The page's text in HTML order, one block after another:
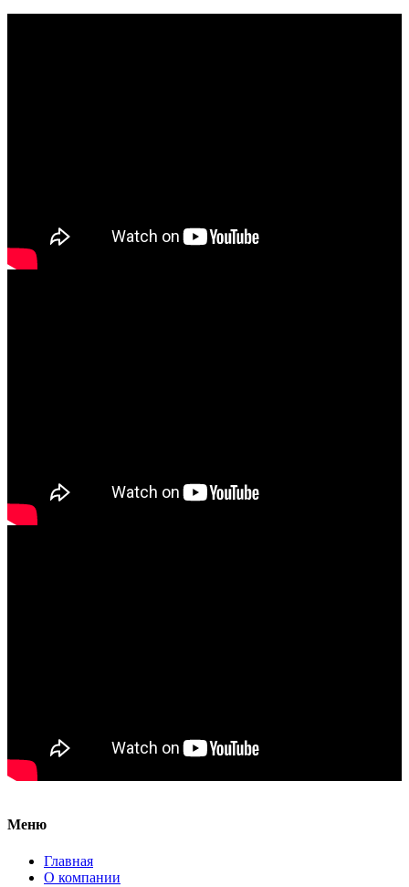
Меню
Главная
О компании